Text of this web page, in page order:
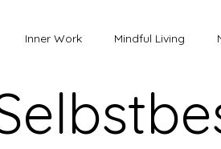
Inner Work Mindful Living
Zyklus energetischer Neubeginn